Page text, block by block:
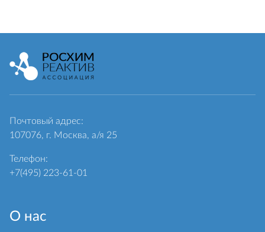
Почтовый адрес:
107076, г. Москва, а/я 25
Телефон:
+7(495) 223-61-01
О нас